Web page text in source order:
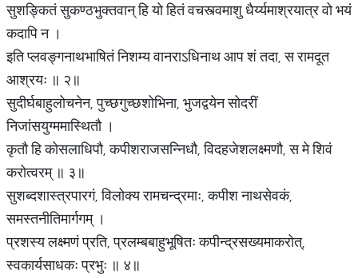
सुशङ्कितं सुकण्ठभुक्तवान् हि यो हितं वचस्त्वमाशु धैर्य्यमाश्रयात्र वो भयं
कदापि न ।
इति प्लवङ्गनाथभाषितं निशम्य वानराऽधिनाथ आप शं तदा, स रामदूत
आश्रयः ॥ २॥
सुदीर्घबाहुलोचनेन, पुच्छगुच्छशोभिना, भुजद्वयेन सोदरीं
निजांसयुग्ममास्थितौ ।
कृतौ हि कोसलाधिपौ, कपीशराजसन्निधौ, विदहजेशलक्ष्मणौ, स मे शिवं
करोत्वरम् ॥ ३॥
सुशब्दशास्त्रपारगं, विलोक्य रामचन्द्रमाः, कपीश नाथसेवकं,
समस्तनीतिमार्गगम् ।
प्रशस्य लक्ष्मणं प्रति, प्रलम्बबाहुभूषितः कपीन्द्रसख्यमाकरोत्,
स्वकार्यसाधकः प्रभुः ॥ ४॥